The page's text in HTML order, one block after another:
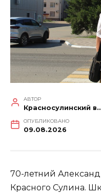
АВТОР
ОПУБЛИКОВАНО
09.08.2026
70-летний
Красного Сулина.